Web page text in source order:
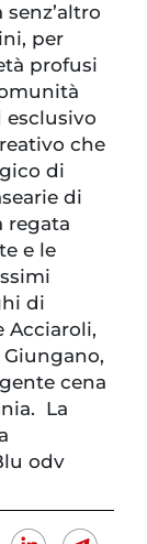
per
profusi
esclusivo
che
di
di
regata
e le
di
Acciaroli,
cena
La
odv